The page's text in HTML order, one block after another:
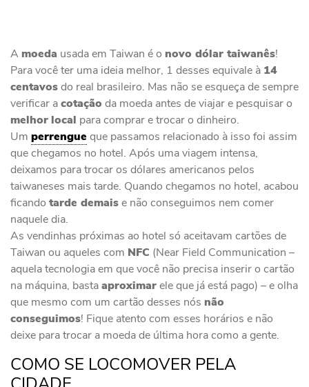
A moeda usada em Taiwan é o novo dólar taiwanês!
Para você ter uma ideia melhor, 1 desses equivale à 14
centavosdo real brasileiro. Mas não se esqueça de sempre
verificar acotação da moeda antes de viajar e pesquisar o
melhorlocal para comprar e trocar o dinheiro.
Um perrengue que passamos relacionado à isso foi assim
que chegamos no hotel. Após uma viagem intensa,
deixamos para trocar os dólares americanos pelos
taiwaneses mais tarde. Quando chegamos no hotel, acabou
ficando tarde demaise não conseguimos nem comer
naquele dia.
As vendinhas próximas ao hotel só aceitavam cartões de
Taiwan ou aqueles com NFC (Near Field Communication –
aquela tecnologia em que você não precisa inserir o cartão
na máquina, bastaaproximarele que já está pago) – e olha
que mesmo com um cartão desses nós não
conseguimos! Fique atento com esses horários e não
deixe para trocar a moeda de última hora como a gente.
COMO SE LOCOMOVER PELA